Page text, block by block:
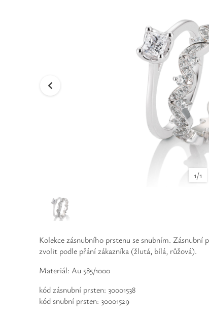
1/1
Kolekce zásnubního prstenu se snubním.
zvolit podle přání zákazníka (žlutá, bílá, růžová).
Materiál: Au 585/1000
kód zásnubní prsten: 30001538
kód snubní prsten: 30001529